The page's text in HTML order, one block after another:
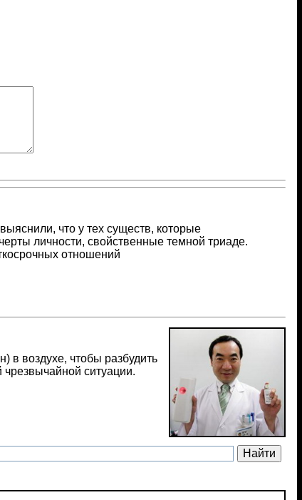
что у тех существ, которые
личности, свойственные темной триаде.
отношений
в воздухе, чтобы разбудить
чрезвычайной ситуации.